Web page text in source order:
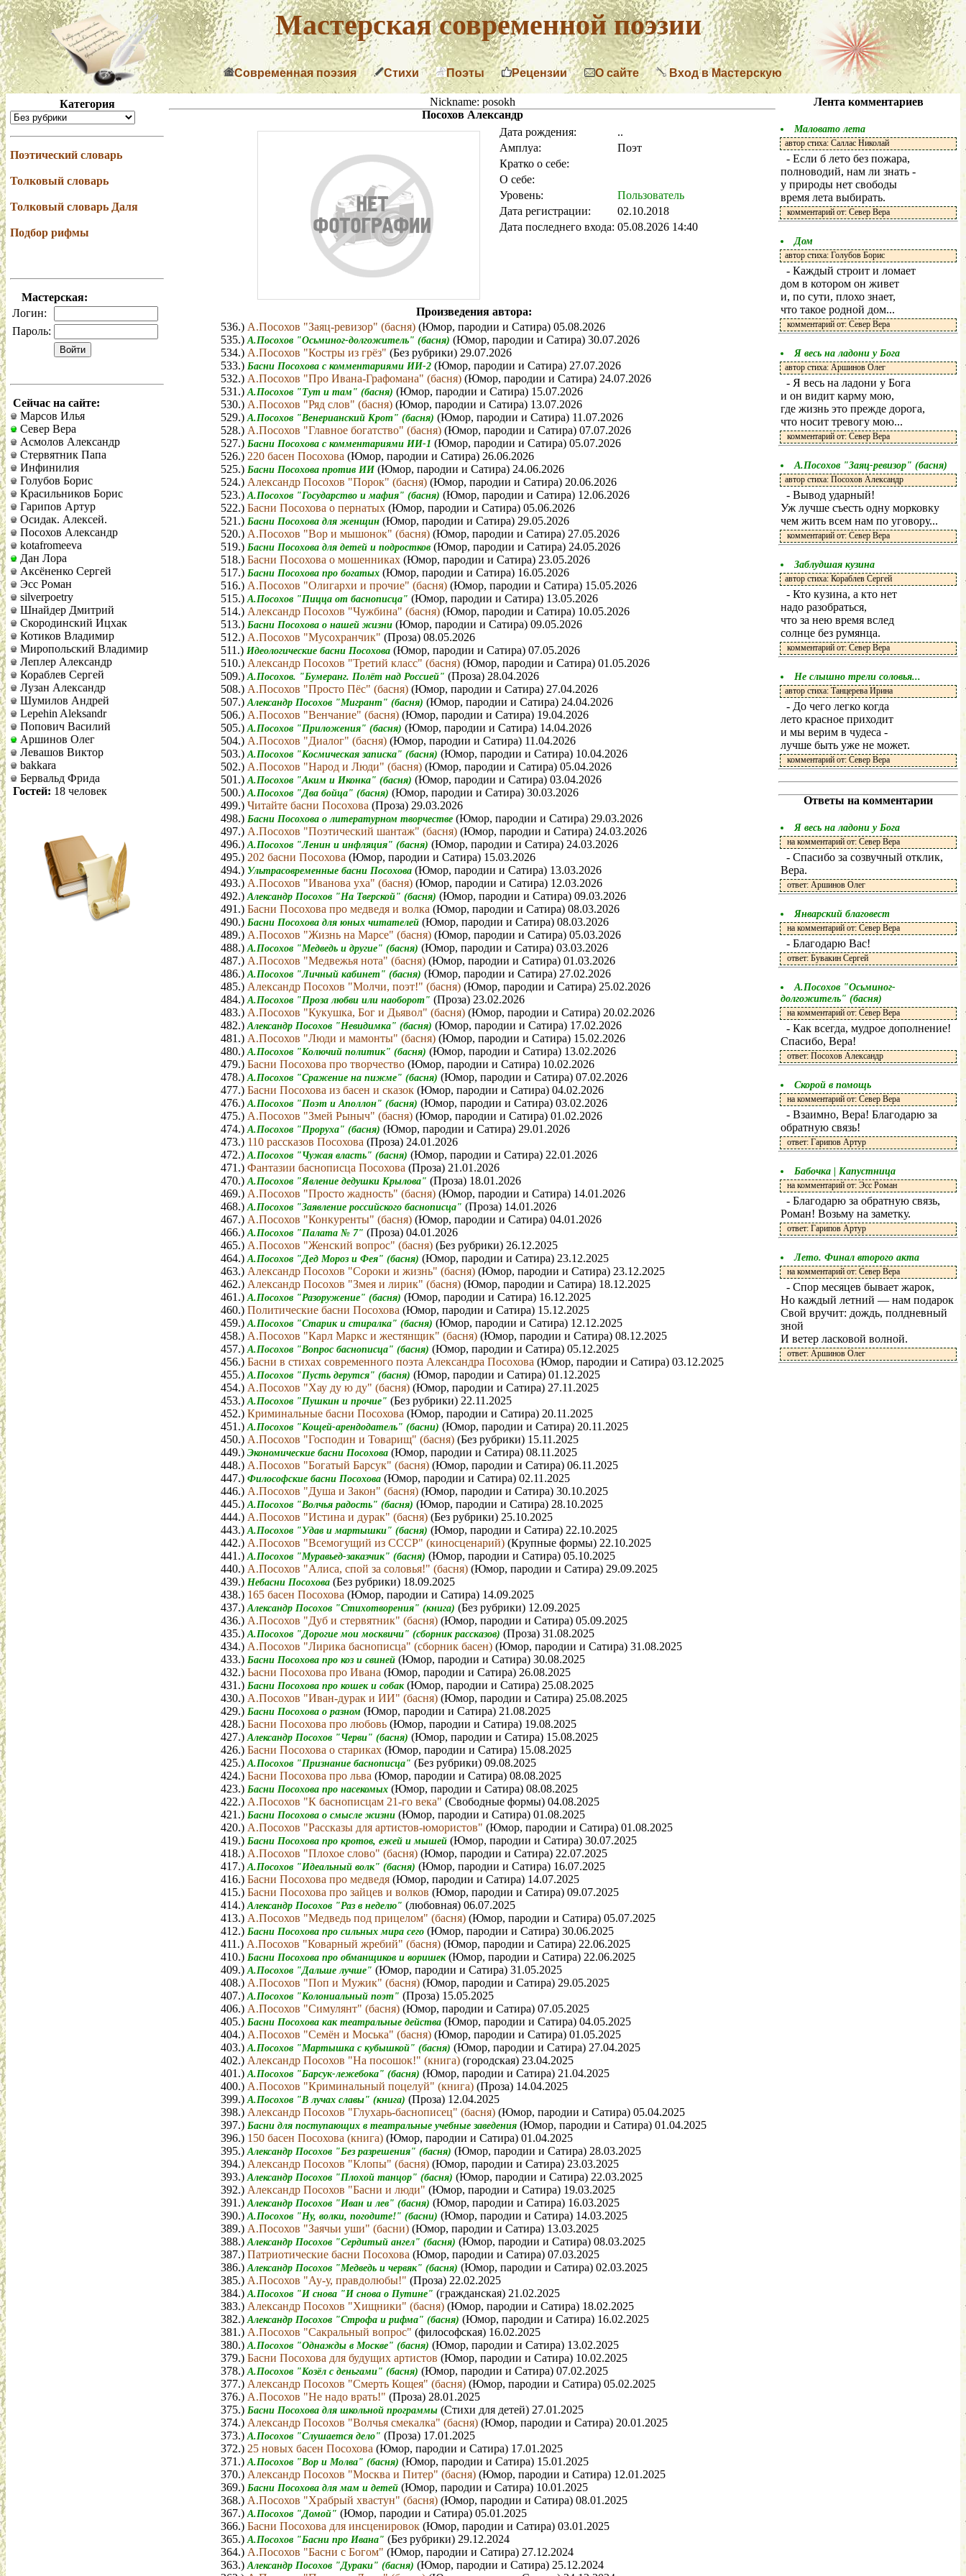
Мастерская современной поэзии
Современная поэзия Стихи Поэты Рецензии О сайте Вход в Мастерскую
Категория
Поэтический словарь
Толковый словарь
Толковый словарь Даля
Подбор рифмы
Мастерская:
Логин:
Пароль:
Сейчас на сайте:
Марсов Илья
Север Вера
Асмолов Александр
Стервятник Папа
Инфинилия
Голубов Борис
Красильников Борис
Гарипов Артур
Осидак. Алексей.
Посохов Александр
kotafromeeva
Дан Лора
Аксёненко Сергей
Эсс Роман
silverpoetry
Шнайдер Дмитрий
Скородинский Ицхак
Котиков Владимир
Миропольский Владимир
Леплер Александр
Кораблев Сергей
Лузан Александр
Шумилов Андрей
Lepehin Aleksandr
Попович Василий
Аршинов Олег
Левашов Виктор
bakkara
Бервальд Фрида
Гостей: 18 человек
Nickname: posokh
Посохов Александр
Дата рождения:
..
Амплуа:
Поэт
Кратко о себе:
О себе:
Уровень:
Пользователь
Дата регистрации:
02.10.2018
Дата последнего входа: 05.08.2026 14:40
Произведения автора:
536.) А.Посохов "Заяц-ревизор" (басня) (Юмор, пародии и Сатира) 05.08.2026
535.) А.Посохов "Осьминог-долгожитель" (басня) (Юмор, пародии и Сатира) 30.07.2026
534.) А.Посохов "Костры из грёз" (Без рубрики) 29.07.2026
533.) Басни Посохова с комментариями ИИ-2 (Юмор, пародии и Сатира) 27.07.2026
532.) А.Посохов "Про Ивана-Графомана" (басня) (Юмор, пародии и Сатира) 24.07.2026
531.) А.Посохов "Тут и там" (басня) (Юмор, пародии и Сатира) 15.07.2026
530.) А.Посохов "Ряд слов" (басня) (Юмор, пародии и Сатира) 13.07.2026
529.) А.Посохов "Венерианский Крот" (басня) (Юмор, пародии и Сатира) 11.07.2026
528.) А.Посохов "Главное богатство" (басня) (Юмор, пародии и Сатира) 07.07.2026
527.) Басни Посохова с комментариями ИИ-1 (Юмор, пародии и Сатира) 05.07.2026
526.) 220 басен Посохова (Юмор, пародии и Сатира) 26.06.2026
525.) Басни Посохова против ИИ (Юмор, пародии и Сатира) 24.06.2026
524.) Александр Посохов "Порок" (басня) (Юмор, пародии и Сатира) 20.06.2026
523.) А.Посохов "Государство и мафия" (басня) (Юмор, пародии и Сатира) 12.06.2026
522.) Басни Посохова о пернатых (Юмор, пародии и Сатира) 05.06.2026
521.) Басни Посохова для женщин (Юмор, пародии и Сатира) 29.05.2026
520.) А.Посохов "Вор и мышонок" (басня) (Юмор, пародии и Сатира) 27.05.2026
519.) Басни Посохова для детей и подростков (Юмор, пародии и Сатира) 24.05.2026
518.) Басни Посохова о мошенниках (Юмор, пародии и Сатира) 23.05.2026
517.) Басни Посохова про богатых (Юмор, пародии и Сатира) 16.05.2026
516.) А.Посохов "Олигархи и прочие" (басня) (Юмор, пародии и Сатира) 15.05.2026
515.) А.Посохов "Пицца от баснописца" (Юмор, пародии и Сатира) 13.05.2026
514.) Александр Посохов "Чужбина" (басня) (Юмор, пародии и Сатира) 10.05.2026
513.) Басни Посохова о нашей жизни (Юмор, пародии и Сатира) 09.05.2026
512.) А.Посохов "Мусохранчик" (Проза) 08.05.2026
511.) Идеологические басни Посохова (Юмор, пародии и Сатира) 07.05.2026
510.) Александр Посохов "Третий класс" (басня) (Юмор, пародии и Сатира) 01.05.2026
509.) А.Посохов. "Бумеранг. Полёт над Россией" (Проза) 28.04.2026
508.) А.Посохов "Просто Пёс" (басня) (Юмор, пародии и Сатира) 27.04.2026
507.) Александр Посохов "Мигрант" (басня) (Юмор, пародии и Сатира) 24.04.2026
506.) А.Посохов "Венчание" (басня) (Юмор, пародии и Сатира) 19.04.2026
505.) А.Посохов "Приложения" (басня) (Юмор, пародии и Сатира) 14.04.2026
504.) А.Посохов "Диалог" (басня) (Юмор, пародии и Сатира) 11.04.2026
503.) А.Посохов "Космическая записка" (басня) (Юмор, пародии и Сатира) 10.04.2026
502.) А.Посохов "Народ и Люди" (басня) (Юмор, пародии и Сатира) 05.04.2026
501.) А.Посохов "Аким и Иконка" (басня) (Юмор, пародии и Сатира) 03.04.2026
500.) А.Посохов "Два бойца" (басня) (Юмор, пародии и Сатира) 30.03.2026
499.) Читайте басни Посохова (Проза) 29.03.2026
498.) Басни Посохова о литературном творчестве (Юмор, пародии и Сатира) 29.03.2026
497.) А.Посохов "Поэтический шантаж" (басня) (Юмор, пародии и Сатира) 24.03.2026
496.) А.Посохов "Ленин и инфляция" (басня) (Юмор, пародии и Сатира) 24.03.2026
495.) 202 басни Посохова (Юмор, пародии и Сатира) 15.03.2026
494.) Ультрасовременные басни Посохова (Юмор, пародии и Сатира) 13.03.2026
493.) А.Посохов "Иванова уха" (басня) (Юмор, пародии и Сатира) 12.03.2026
492.) Александр Посохов "На Тверской" (басня) (Юмор, пародии и Сатира) 09.03.2026
491.) Басни Посохова про медведя и волка (Юмор, пародии и Сатира) 08.03.2026
490.) Басни Посохова для юных читателей (Юмор, пародии и Сатира) 08.03.2026
489.) А.Посохов "Жизнь на Марсе" (басня) (Юмор, пародии и Сатира) 05.03.2026
488.) А.Посохов "Медведь и другие" (басня) (Юмор, пародии и Сатира) 03.03.2026
487.) А.Посохов "Медвежья нота" (басня) (Юмор, пародии и Сатира) 01.03.2026
486.) А.Посохов "Личный кабинет" (басня) (Юмор, пародии и Сатира) 27.02.2026
485.) Александр Посохов "Молчи, поэт!" (басня) (Юмор, пародии и Сатира) 25.02.2026
484.) А.Посохов "Проза любви или наоборот" (Проза) 23.02.2026
483.) А.Посохов "Кукушка, Бог и Дьявол" (басня) (Юмор, пародии и Сатира) 20.02.2026
482.) Александр Посохов "Невидимка" (басня) (Юмор, пародии и Сатира) 17.02.2026
481.) А.Посохов "Люди и мамонты" (басня) (Юмор, пародии и Сатира) 15.02.2026
480.) А.Посохов "Колючий политик" (басня) (Юмор, пародии и Сатира) 13.02.2026
479.) Басни Посохова про творчество (Юмор, пародии и Сатира) 10.02.2026
478.) А.Посохов "Сражение на пижме" (басня) (Юмор, пародии и Сатира) 07.02.2026
477.) Басни Посохова из басен и сказок (Юмор, пародии и Сатира) 04.02.2026
476.) А.Посохов "Поэт и Аполлон" (басня) (Юмор, пародии и Сатира) 03.02.2026
475.) А.Посохов "Змей Рыныч" (басня) (Юмор, пародии и Сатира) 01.02.2026
474.) А.Посохов "Проруха" (басня) (Юмор, пародии и Сатира) 29.01.2026
473.) 110 рассказов Посохова (Проза) 24.01.2026
472.) А.Посохов "Чужая власть" (басня) (Юмор, пародии и Сатира) 22.01.2026
471.) Фантазии баснописца Посохова (Проза) 21.01.2026
470.) А.Посохов "Явление дедушки Крылова" (Проза) 18.01.2026
469.) А.Посохов "Просто жадность" (басня) (Юмор, пародии и Сатира) 14.01.2026
468.) А.Посохов "Заявление российского баснописца" (Проза) 14.01.2026
467.) А.Посохов "Конкуренты" (басня) (Юмор, пародии и Сатира) 04.01.2026
466.) А.Посохов "Палата № 7" (Проза) 04.01.2026
465.) А.Посохов "Женский вопрос" (басня) (Без рубрики) 26.12.2025
464.) А.Посохов "Дед Мороз и Фея" (басня) (Юмор, пародии и Сатира) 23.12.2025
463.) Александр Посохов "Сороки и жизнь" (басня) (Юмор, пародии и Сатира) 23.12.2025
462.) Александр Посохов "Змея и лирик" (басня) (Юмор, пародии и Сатира) 18.12.2025
461.) А.Посохов "Разоружение" (басня) (Юмор, пародии и Сатира) 16.12.2025
460.) Политические басни Посохова (Юмор, пародии и Сатира) 15.12.2025
459.) А.Посохов "Старик и стиралка" (басня) (Юмор, пародии и Сатира) 12.12.2025
458.) А.Посохов "Карл Маркс и жестянщик" (басня) (Юмор, пародии и Сатира) 08.12.2025
457.) А.Посохов "Вопрос баснописца" (басня) (Юмор, пародии и Сатира) 05.12.2025
456.) Басни в стихах современного поэта Александра Посохова (Юмор, пародии и Сатира) 03.12.2025
455.) А.Посохов "Пусть дерутся" (басня) (Юмор, пародии и Сатира) 01.12.2025
454.) А.Посохов "Хау ду ю ду" (басня) (Юмор, пародии и Сатира) 27.11.2025
453.) А.Посохов "Пушкин и прочие" (Без рубрики) 22.11.2025
452.) Криминальные басни Посохова (Юмор, пародии и Сатира) 20.11.2025
451.) А.Посохов "Кощей-арендодатель" (басни) (Юмор, пародии и Сатира) 20.11.2025
450.) А.Посохов "Господин и Товарищ" (басня) (Без рубрики) 15.11.2025
449.) Экономические басни Посохова (Юмор, пародии и Сатира) 08.11.2025
448.) А.Посохов "Богатый Барсук" (басня) (Юмор, пародии и Сатира) 06.11.2025
447.) Философские басни Посохова (Юмор, пародии и Сатира) 02.11.2025
446.) А.Посохов "Душа и Закон" (басня) (Юмор, пародии и Сатира) 30.10.2025
445.) А.Посохов "Волчья радость" (басня) (Юмор, пародии и Сатира) 28.10.2025
444.) А.Посохов "Истина и дурак" (басня) (Без рубрики) 25.10.2025
443.) А.Посохов "Удав и мартышки" (басня) (Юмор, пародии и Сатира) 22.10.2025
442.) А.Посохов "Всемогущий из СССР" (киносценарий) (Крупные формы) 22.10.2025
441.) А.Посохов "Муравьед-заказчик" (басня) (Юмор, пародии и Сатира) 05.10.2025
440.) А.Посохов "Алиса, спой за соловья!" (басня) (Юмор, пародии и Сатира) 29.09.2025
439.) Небасни Посохова (Без рубрики) 18.09.2025
438.) 165 басен Посохова (Юмор, пародии и Сатира) 14.09.2025
437.) Александр Посохов "Стихотворения" (книга) (Без рубрики) 12.09.2025
436.) А.Посохов "Дуб и стервятник" (басня) (Юмор, пародии и Сатира) 05.09.2025
435.) А.Посохов "Дорогие мои москвичи" (сборник рассказов) (Проза) 31.08.2025
434.) А.Посохов "Лирика баснописца" (сборник басен) (Юмор, пародии и Сатира) 31.08.2025
433.) Басни Посохова про коз и свиней (Юмор, пародии и Сатира) 30.08.2025
432.) Ьасни Посохова про Ивана (Юмор, пародии и Сатира) 26.08.2025
431.) Басни Посохова про кошек и собак (Юмор, пародии и Сатира) 25.08.2025
430.) А.Посохов "Иван-дурак и ИИ" (басня) (Юмор, пародии и Сатира) 25.08.2025
429.) Басни Посохова о разном (Юмор, пародии и Сатира) 21.08.2025
428.) Басни Посохова про любовь (Юмор, пародии и Сатира) 19.08.2025
427.) Александр Посохов "Черви" (басня) (Юмор, пародии и Сатира) 15.08.2025
426.) Басни Посохова о стариках (Юмор, пародии и Сатира) 15.08.2025
425.) А.Посохов "Признание баснописца" (Без рубрики) 09.08.2025
424.) Басни Посохова про льва (Юмор, пародии и Сатира) 08.08.2025
423.) Басни Посохова про насекомых (Юмор, пародии и Сатира) 08.08.2025
422.) А.Посохов "К баснописцам 21-го века" (Свободные формы) 04.08.2025
421.) Басни Посохова о смысле жизни (Юмор, пародии и Сатира) 01.08.2025
420.) А.Посохов "Рассказы для артистов-юмористов" (Юмор, пародии и Сатира) 01.08.2025
419.) Басни Посохова про кротов, ежей и мышей (Юмор, пародии и Сатира) 30.07.2025
418.) А.Посохов "Плохое слово" (басня) (Юмор, пародии и Сатира) 22.07.2025
417.) А.Посохов "Идеальный волк" (басня) (Юмор, пародии и Сатира) 16.07.2025
416.) Басни Посохова про медведя (Юмор, пародии и Сатира) 14.07.2025
415.) Басни Посохова про зайцев и волков (Юмор, пародии и Сатира) 09.07.2025
414.) Александр Посохов "Раз в неделю" (любовная) 06.07.2025
413.) А.Посохов "Медведь под прицелом" (басня) (Юмор, пародии и Сатира) 05.07.2025
412.) Басни Посохова про сильных мира сего (Юмор, пародии и Сатира) 30.06.2025
411.) А.Посохов "Коварный жребий" (басня) (Юмор, пародии и Сатира) 22.06.2025
410.) Басни Посохова про обманщиков и воришек (Юмор, пародии и Сатира) 22.06.2025
409.) А.Посохов "Дальше лучше" (Юмор, пародии и Сатира) 31.05.2025
408.) А.Посохов "Поп и Мужик" (басня) (Юмор, пародии и Сатира) 29.05.2025
407.) А.Посохов "Колониальный поэт" (Проза) 15.05.2025
406.) А.Посохов "Симулянт" (басня) (Юмор, пародии и Сатира) 07.05.2025
405.) Басни Посохова как театральные действа (Юмор, пародии и Сатира) 04.05.2025
404.) А.Посохов "Семён и Моська" (басня) (Юмор, пародии и Сатира) 01.05.2025
403.) А.Посохов "Мартышка с кубышкой" (басня) (Юмор, пародии и Сатира) 27.04.2025
402.) Александр Посохов "На посошок!" (книга) (городская) 23.04.2025
401.) А.Посохов "Барсук-лежебока" (басня) (Юмор, пародии и Сатира) 21.04.2025
400.) А.Посохов "Криминальный поцелуй" (книга) (Проза) 14.04.2025
399.) А.Посохов "В лучах славы" (книга) (Проза) 12.04.2025
398.) Александр Посохов "Глухарь-баснописец" (басня) (Юмор, пародии и Сатира) 05.04.2025
397.) Басни для поступающих в театральные учебные заведения (Юмор, пародии и Сатира) 01.04.2025
396.) 150 басен Посохова (книга) (Юмор, пародии и Сатира) 01.04.2025
395.) Александр Посохов "Без разрешения" (басня) (Юмор, пародии и Сатира) 28.03.2025
394.) Александр Посохов "Клопы" (басня) (Юмор, пародии и Сатира) 23.03.2025
393.) Александр Посохов "Плохой танцор" (басня) (Юмор, пародии и Сатира) 22.03.2025
392.) Александр Посохов "Басни и люди" (Юмор, пародии и Сатира) 19.03.2025
391.) Александр Посохов "Иван и лев" (басня) (Юмор, пародии и Сатира) 16.03.2025
390.) А.Посохов "Ну, волки, погодите!" (басни) (Юмор, пародии и Сатира) 14.03.2025
389.) А.Посохов "Заячьи уши" (басни) (Юмор, пародии и Сатира) 13.03.2025
388.) Александр Посохов "Сердитый ангел" (басня) (Юмор, пародии и Сатира) 08.03.2025
387.) Патриотические басни Посохова (Юмор, пародии и Сатира) 07.03.2025
386.) Александр Посохов "Медведь и червяк" (басня) (Юмор, пародии и Сатира) 02.03.2025
385.) А.Посохов "Ау-у, правдолюбы!" (Проза) 22.02.2025
384.) А.Посохов "И снова "И снова о Путине" (гражданская) 21.02.2025
383.) Александр Посохов "Хищники" (басня) (Юмор, пародии и Сатира) 18.02.2025
382.) Александр Посохов "Строфа и рифма" (басня) (Юмор, пародии и Сатира) 16.02.2025
381.) А.Посохов "Сакральный вопрос" (философская) 16.02.2025
380.) А.Посохов "Однажды в Москве" (басня) (Юмор, пародии и Сатира) 13.02.2025
379.) Басни Посохова для будущих артистов (Юмор, пародии и Сатира) 10.02.2025
378.) А.Посохов "Козёл с деньгами" (басня) (Юмор, пародии и Сатира) 07.02.2025
377.) Александр Посохов "Смерть Кощея" (басня) (Юмор, пародии и Сатира) 05.02.2025
376.) А.Посохов "Не надо врать!" (Проза) 28.01.2025
375.) Басни Посохова для школьной программы (Стихи для детей) 27.01.2025
374.) Александр Посохов "Волчья смекалка" (басня) (Юмор, пародии и Сатира) 20.01.2025
373.) А.Посохов "Слушается дело" (Проза) 17.01.2025
372.) 25 новых басен Посохова (Юмор, пародии и Сатира) 17.01.2025
371.) А.Посохов "Вор и Молва" (басня) (Юмор, пародии и Сатира) 15.01.2025
370.) Александр Посохов "Москва и Питер" (басня) (Юмор, пародии и Сатира) 12.01.2025
369.) Басни Посохова для мам и детей (Юмор, пародии и Сатира) 10.01.2025
368.) А.Посохов "Храбрый хвастун" (басня) (Юмор, пародии и Сатира) 08.01.2025
367.) А.Посохов "Домой" (Юмор, пародии и Сатира) 05.01.2025
366.) Басни Посохова для инсценировок (Юмор, пародии и Сатира) 03.01.2025
365.) А.Посохов "Басни про Ивана" (Без рубрики) 29.12.2024
364.) А.Посохов "Басни с Богом" (Юмор, пародии и Сатира) 27.12.2024
363.) Александр Посохов "Дураки" (басня) (Юмор, пародии и Сатира) 25.12.2024
Лента комментариев
Маловато лета
автор стиха: Саллас Николай
- Если б лето без пожара,
полноводий, нам ли знать -
у природы нет свободы
время лета выбирать.
комментарий от: Север Вера
Дом
автор стиха: Голубов Борис
- Каждый строит и ломает
дом в котором он живет
и, по сути, плохо знает,
что такое родной дом...
комментарий от: Север Вера
Я весь на ладони у Бога
автор стиха: Аршинов Олег
- Я весь на ладони у Бога
и он видит карму мою,
где жизнь это прежде дорога,
что носит тревогу мою...
комментарий от: Север Вера
А.Посохов "Заяц-ревизор" (басня)
автор стиха: Посохов Александр
- Вывод ударный!
Уж лучше съесть одну морковку
чем жить всем нам по уговору...
комментарий от: Север Вера
Заблудшая кузина
автор стиха: Кораблев Сергей
- Кто кузина, а кто нет
надо разобраться,
что за нею время вслед
солнце без румянца.
комментарий от: Север Вера
Не слышно трели соловья...
автор стиха: Танцерева Ирина
- До чего легко когда
лето красное приходит
и мы верим в чудеса -
лучше быть уже не может.
комментарий от: Север Вера
Ответы на комментарии
Я весь на ладони у Бога
на комментарий от: Север Вера
- Спасибо за созвучный отклик,
Вера.
ответ: Аршинов Олег
Январский благовест
на комментарий от: Север Вера
- Благодарю Вас!
ответ: Бувакин Сергей
А.Посохов "Осьминог-
долгожитель" (басня)
на комментарий от: Север Вера
- Как всегда, мудрое дополнение!
Спасибо, Вера!
ответ: Посохов Александр
Скорой в помощь
на комментарий от: Север Вера
- Взаимно, Вера! Благодарю за
обратную связь!
ответ: Гарипов Артур
Бабочка | Капустница
на комментарий от: Эсс Роман
- Благодарю за обратную связь,
Роман! Возьму на заметку.
ответ: Гарипов Артур
Лето. Финал второго акта
на комментарий от: Север Вера
- Спор месяцев бывает жарок,
Но каждый летний — нам подарок
Свой вручит: дождь, полдневный
зной
И ветер ласковой волной.
ответ: Аршинов Олег